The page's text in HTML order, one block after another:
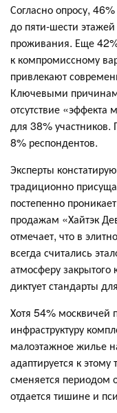
Согласно опросу,
до пяти-шести
проживания. Еще
к компромиссному
привлекают
Ключевыми
отсутствие
для 38%
8% респондентов.
Эксперты
традиционно
постепенно
продажам «Хайтэк
отмечает, что в
всегда считались
атмосферу
диктует стандарты
Хотя 54% москвичей
инфраструктуру
малоэтажное жилье
адаптируется к
сменяется периодом
отдается тишине и